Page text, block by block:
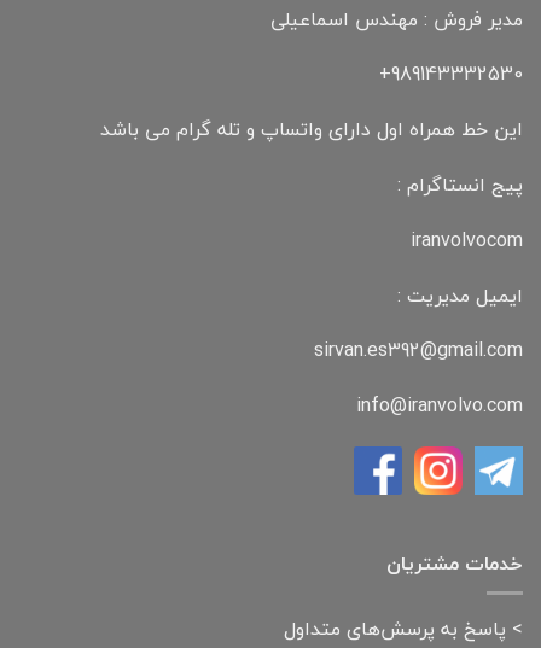
مدیر فروش : مهندس اسماعیلی
989143332530+
این خط همراه اول دارای واتساپ و تله گرام می باشد
پیج انستاگرام :
iranvolvocom
ایمیل مدیریت :
sirvan.es392@gmail.com
info@iranvolvo.com
خدمات مشتریان
> پاسخ به پرسش‌های متداول